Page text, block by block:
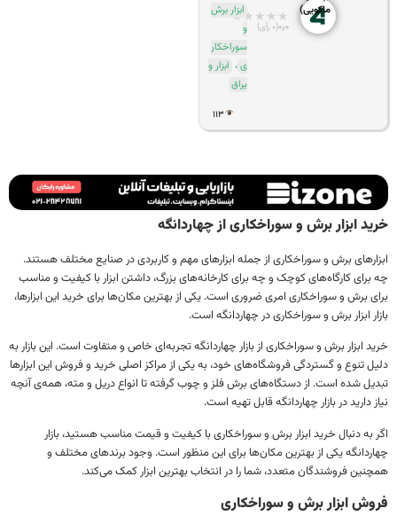
ماکویی)
★★ ★ ★★
۰٫۰(۰ رأی)
ابزار برش
و
سوراخکار
ابزار و
ابزار برش و سوراخکاری از چهاردانگه
برش و سوراخکاری از جمله ابزارهای مهم و کاربردی در صنایع مختلف هستند.
کارگاه‌های کوچک و چه برای کارخانه‌های بزرگ، داشتن ابزار با کیفیت و مناسب
برش و سوراخکاری امری ضروری است. یکی از بهترین مکان‌ها برای خرید این ابزارها،
ابزار برش و سوراخکاری در چهاردانگه است.
ابزار برش و سوراخکاری از بازار چهاردانگه تجربه‌ای خاص و متفاوت است. این بازار به
تنوع و گستردگی فروشگاه‌های خود، به یکی از مراکز اصلی خرید و فروش این ابزارها
شده است. از دستگاه‌های برش فلز و چوب گرفته تا انواع دریل و مته، همه‌ی آنچه
دارید در بازار چهاردانگه قابل تهیه است.
به دنبال خرید ابزار برش و سوراخکاری با کیفیت و قیمت مناسب هستید، بازار
یکی از بهترین مکان‌ها برای این منظور است. وجود برندهای مختلف و
فروشندگان متعدد، شما را در انتخاب بهترین ابزار کمک می‌کند.
ابزار برش و سوراخکاری